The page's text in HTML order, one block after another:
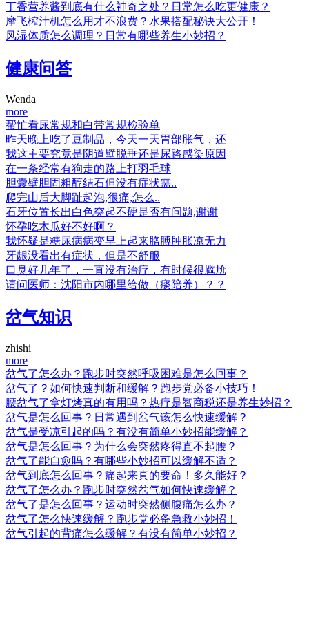
丁香营养酱到底有什么神奇之处？日常怎么吃更健康？
摩飞榨汁机怎么用才不浪费？水果搭配秘诀大公开！
风湿体质怎么调理？日常有哪些养生小妙招？
健康问答
Wenda
more
帮忙看尿常规和白带常规检验单
昨天晚上吃了豆制品，今天一天胃部胀气，还
我这主要究竟是阴道壁脱垂还是尿路感染原因
在一条经常有狗走的路上打羽毛球
胆囊壁胆固粗醇结石但没有症状需..
爬完山后大脚趾起泡,很痛,怎么..
石牙位置长出白色突起不硬是否有问题,谢谢
怀孕吃木瓜好不好啊？
我怀疑是糖尿病病变早上起来胳膊肿胀凉无力
牙龈没看出有症状，但是不舒服
口臭好几年了，一直没有治疗，有时候很尴尬
请问医师：沈阳市内哪里给做（痰陪养）？？
岔气知识
zhishi
more
岔气了怎么办？跑步时突然呼吸困难是怎么回事？
岔气了？如何快速判断和缓解？跑步党必备小技巧！
腰岔气了拿灯烤真的有用吗？热疗是智商税还是养生妙招？
岔气是怎么回事？日常遇到岔气该怎么快速缓解？
岔气是受凉引起的吗？有没有简单小妙招能缓解？
岔气是怎么回事？为什么会突然疼得直不起腰？
岔气了能自愈吗？有哪些小妙招可以缓解不适？
岔气到底怎么回事？痛起来真的要命！多久能好？
岔气了怎么办？跑步时突然岔气如何快速缓解？
岔气了是怎么回事？运动时突然侧腹痛怎么办？
岔气了怎么快速缓解？跑步党必备急救小妙招！
岔气引起的背痛怎么缓解？有没有简单小妙招？